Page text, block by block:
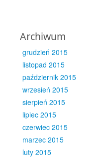
Archiwum
grudzień 2015
listopad 2015
październik 2015
wrzesień 2015
sierpień 2015
lipiec 2015
czerwiec 2015
marzec 2015
luty 2015